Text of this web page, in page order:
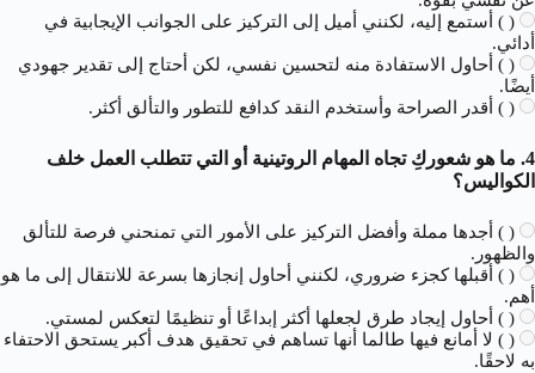
( ) أستمع إليه، لكنني أميل إلى التركيز على الجوانب الإيجابية في
أدائي.
( ) أحاول الاستفادة منه لتحسين نفسي، لكن أحتاج إلى تقدير جهودي
أيضًا.
( ) أقدر الصراحة وأستخدم النقد كدافع للتطور والتألق أكثر.
4. ما هو شعوركِ تجاه المهام الروتينية أو التي تتطلب العمل خلف
الكواليس؟
( ) أجدها مملة وأفضل التركيز على الأمور التي تمنحني فرصة للتألق
والظهور.
( ) أقبلها كجزء ضروري، لكنني أحاول إنجازها بسرعة للانتقال إلى ما هو
أهم.
( ) أحاول إيجاد طرق لجعلها أكثر إبداعًا أو تنظيمًا لتعكس لمستي.
( ) لا أمانع فيها طالما أنها تساهم في تحقيق هدف أكبر يستحق الاحتفاء
به لاحقًا.